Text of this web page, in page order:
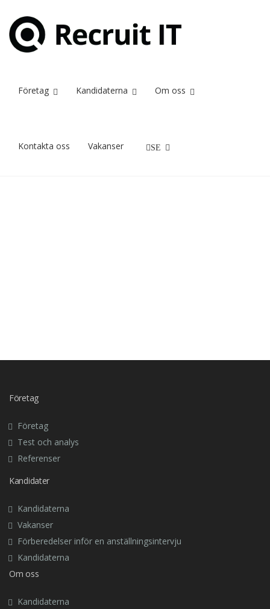
Företag Kandidaterna Om oss
Kontakta oss Vakanser SE
Daxiomatic
Företag
Företag
Test och analys
Referenser
Kandidater
Kandidaterna
Vakanser
Förberedelser inför en anställningsintervju
Kandidaterna
Om oss
Kandidaterna